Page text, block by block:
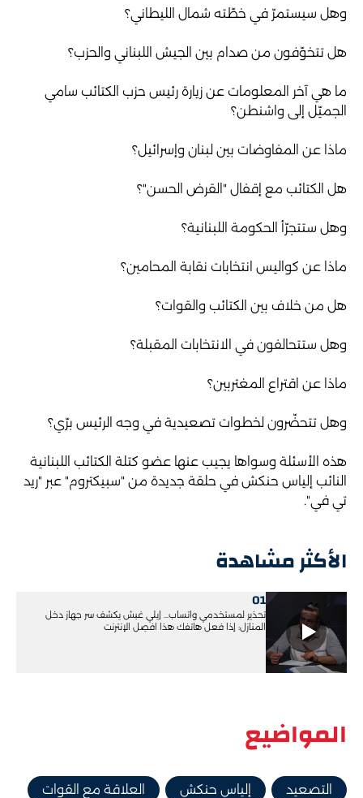
الأكثر مشاهدة
01
تحذير لمستخدمي واتساب... إيلي غبش يكشف سر جهاز دخل
المنازل: إذا فعل هاتفك هذا افصِل الإنترنت
وهل سيستمرّ في خطّته شمال الليطاني؟
هل تتخوّفون من صدام بين الجيش اللبناني والحزب؟
ما هي آخر المعلومات عن زيارة رئيس حزب الكتائب سامي
الجميّل إلى واشنطن؟
ماذا عن المفاوضات بين لبنان وإسرائيل؟
هل الكتائب مع إقفال "القرض الحسن"؟
وهل ستتجرّأ الحكومة اللبنانية؟
ماذا عن كواليس انتخابات نقابة المحامين؟
هل من خلاف بين الكتائب والقوات؟
وهل ستتحالفون في الانتخابات المقبلة؟
ماذا عن اقتراع المغتربين؟
وهل تتحضّرون لخطوات تصعيدية في وجه الرئيس برّي؟
هذه الأسئلة وسواها يجيب عنها عضو كتلة الكتائب اللبنانية
النائب إلياس حنكش في حلقة جديدة من "سبيكتروم" عبر "ريد
تي في".
المواضيع
التصعيد إلياس حنكش العلاقة مع القوات